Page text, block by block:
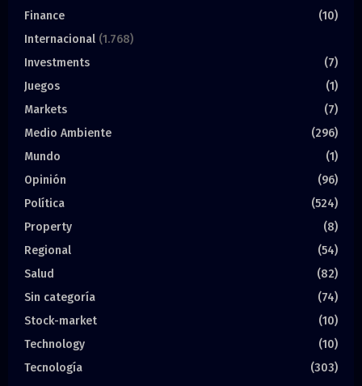
Finance
(10)
Internacional (1.768)
Investments
(7)
Juegos
(1)
Markets
(7)
Medio Ambiente
(296)
Mundo
(1)
Opinión
(96)
Política
(524)
Property
(8)
Regional
(54)
Salud
(82)
Sin categoría
(74)
Stock-market
(10)
Technology
(10)
Tecnología
(303)